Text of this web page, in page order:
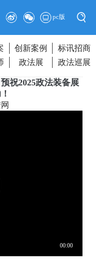
pc版
创新案例
标讯招商
政法展 政法巡展
祝2025政法装备展